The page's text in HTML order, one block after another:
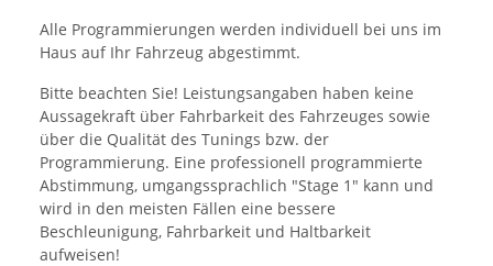
Alle Programmierungen werden individuell bei uns im
Haus auf Ihr Fahrzeug abgestimmt.
Bitte beachten Sie! Leistungsangaben haben keine
Aussagekraft über Fahrbarkeit des Fahrzeuges sowie
über die Qualität des Tunings bzw. der
Programmierung. Eine professionell programmierte
Abstimmung, umgangssprachlich "Stage 1" kann und
wird in den meisten Fällen eine bessere
Beschleunigung, Fahrbarkeit und Haltbarkeit
aufweisen!